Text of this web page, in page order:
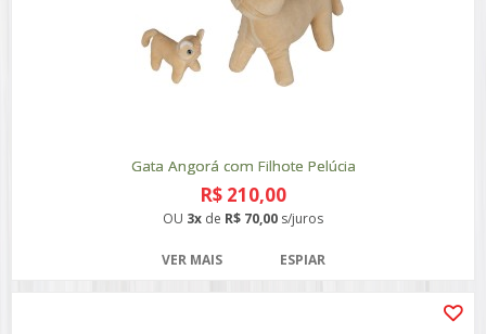
Gata Angorá com Filhote Pelúcia
R$ 210,00
OU 3x de R$ 70,00 s/juros
VER MAIS ESPIAR